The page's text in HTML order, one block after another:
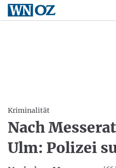
Kriminalität
Nach
Ulm: Polizei